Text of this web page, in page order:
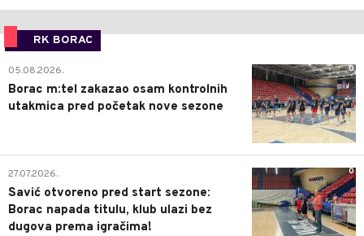
RK BORAC
0
05.08.2026.
Borac m:tel zakazao osam kontrolnih
utakmica pred početak nove sezone
0
27.07.2026.
Savić otvoreno pred start sezone:
Borac napada titulu, klub ulazi bez
dugova prema igračima!